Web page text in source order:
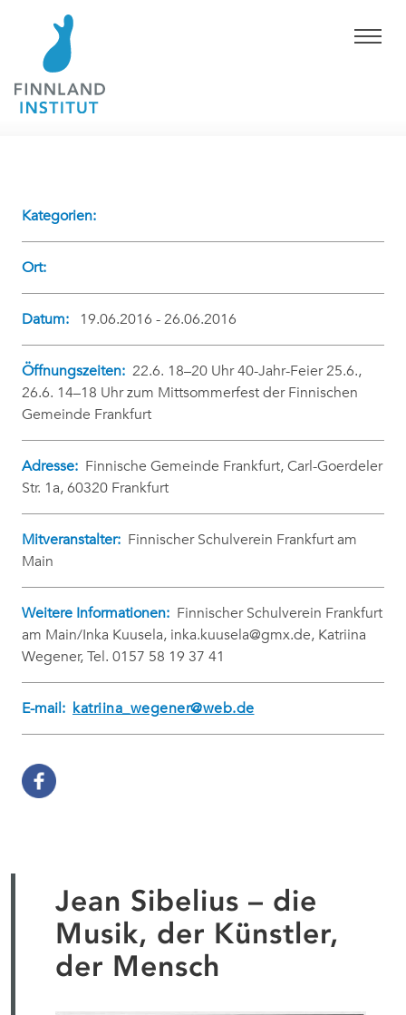
Kategorien:
Ort:
Datum: 19.06.2016 - 26.06.2016
Öffnungszeiten: 22.6. 18–20 Uhr 40-Jahr-Feier 25.6.,
26.6. 14–18 Uhr zum Mittsommerfest der Finnischen
Gemeinde Frankfurt
Adresse: Finnische Gemeinde Frankfurt, Carl-Goerdeler
Str. 1a, 60320 Frankfurt
Mitveranstalter: Finnischer Schulverein Frankfurt am
Main
Weitere Informationen: Finnischer Schulverein Frankfurt
am Main/Inka Kuusela, inka.kuusela@gmx.de, Katriina
Wegener, Tel. 0157 58 19 37 41
E-mail: katriina_wegener@web.de
Jean Sibelius – die
Musik, der Künstler,
der Mensch